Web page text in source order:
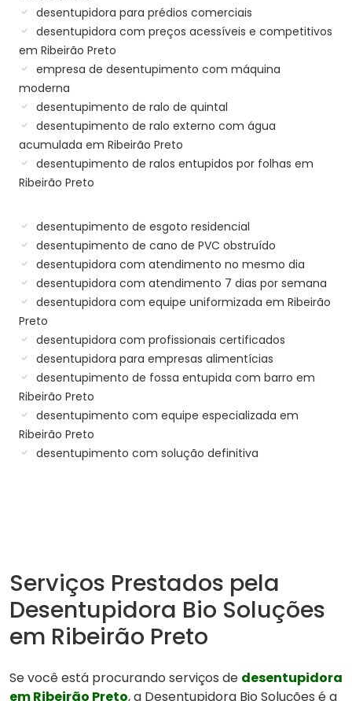
desentupidora para prédios comerciais
desentupidora com preços acessíveis e competitivos
em Ribeirão Preto
empresa de desentupimento com máquina
moderna
desentupimento de ralo de quintal
desentupimento de ralo externo com água
acumulada em Ribeirão Preto
desentupimento de ralos entupidos por folhas em
Ribeirão Preto
desentupimento de esgoto residencial
desentupimento de cano de PVC obstruído
desentupidora com atendimento no mesmo dia
desentupidora com atendimento 7 dias por semana
desentupidora com equipe uniformizada em Ribeirão
Preto
desentupidora com profissionais certificados
desentupidora para empresas alimentícias
desentupimento de fossa entupida com barro em
Ribeirão Preto
desentupimento com equipe especializada em
Ribeirão Preto
desentupimento com solução definitiva
Serviços Prestados pela
Desentupidora Bio Soluções
em Ribeirão Preto
Se você está procurando serviços de desentupidora
em Ribeirão Preto, a Desentupidora Bio Soluções é a